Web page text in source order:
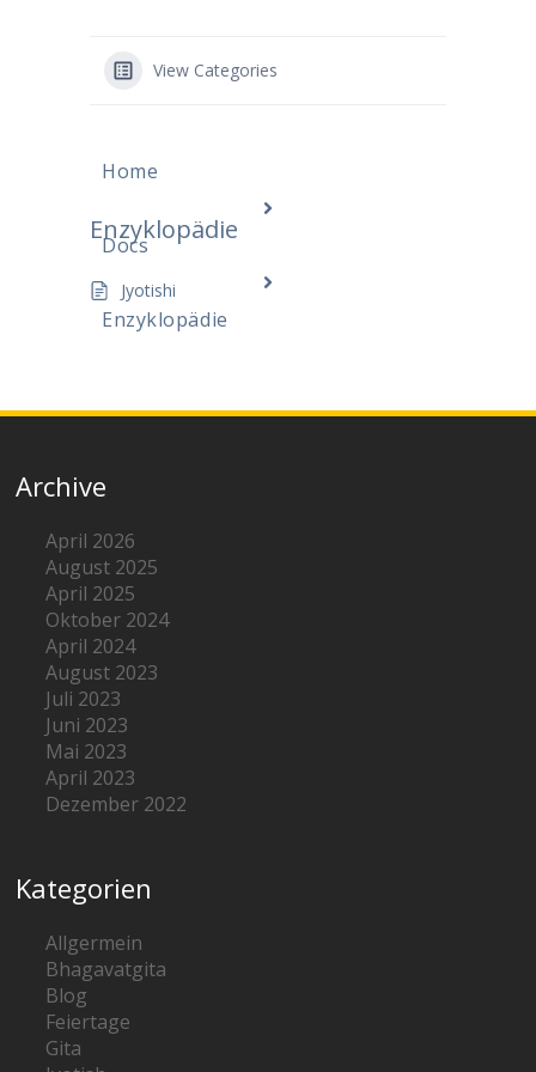
View Categories
Home
Docs
Enzyklopädie
Enzyklopädie
Jyotishi
Archive
April 2026
August 2025
April 2025
Oktober 2024
April 2024
August 2023
Juli 2023
Juni 2023
Mai 2023
April 2023
Dezember 2022
Kategorien
Allgermein
Bhagavatgita
Blog
Feiertage
Gita